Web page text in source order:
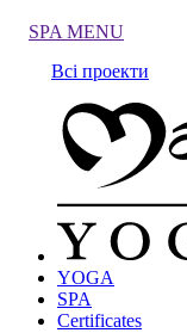
SPA MENU
Всі проекти
YOGA
SPA
Certificates